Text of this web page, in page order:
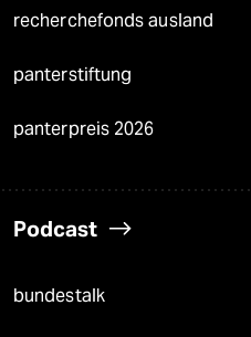
recherchefonds ausland
panterstiftung
panterpreis 2026
Podcast
bundestalk